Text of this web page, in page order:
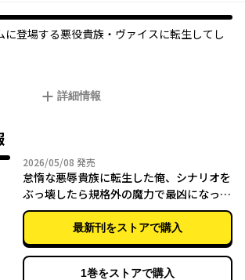
に登場する悪役貴族・ヴァイスに転生してし
の主人公すら遠く及ばない、圧倒的な力を身
学園ファンタジーコミカライズ!!!!
詳細情報
2026/05/08 2026年05月08日
発売
怠惰な悪辱貴族に転生した俺、シナリオを
ぶっ壊したら規格外の魔力で最凶になっ
た Vol.3
最新刊をストアで購入
1巻をストアで購入